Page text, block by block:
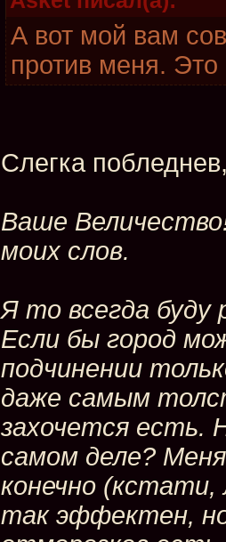
А вот мой вам
против меня. Это
Слегка
Ваше
моих слов.
Я то всегда
Если бы город
подчинении
даже самым
захочется есть.
самом деле?
конечно
так эффектен,